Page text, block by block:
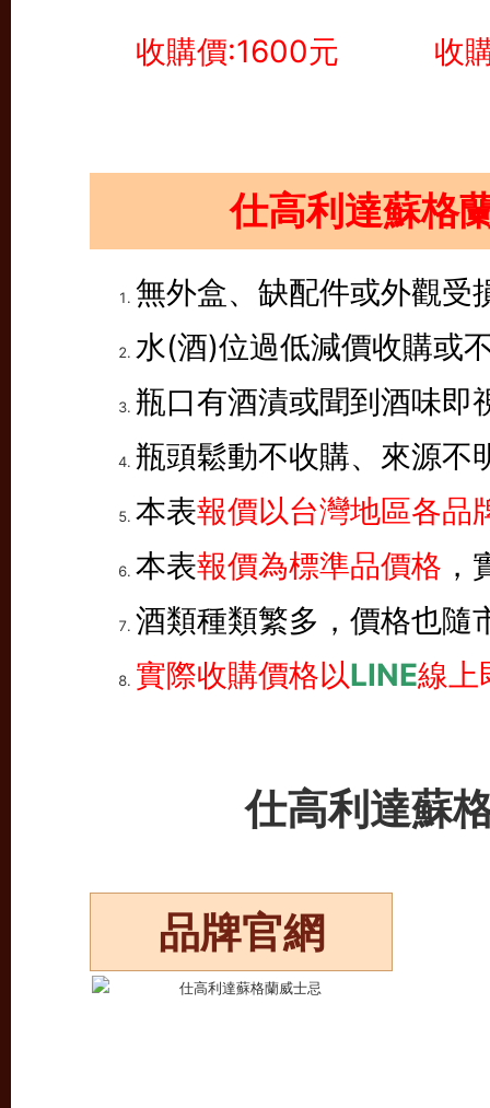
收購價:1600元 收
仕高利達蘇格
無外盒、缺配件或外觀受
水(酒)位過低減價收購或
瓶口有酒漬或聞到酒味即
瓶頭鬆動不收購、來源不
本表報價以台灣地區各品
本表報價為標準品價格
酒類種類繁多，價格也隨
實際收購價格以LINE線上
仕高利達蘇
品牌官網